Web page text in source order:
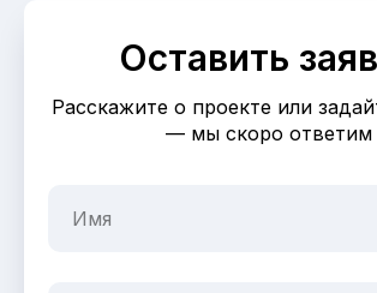
Оставить
Расскажите о проекте или
— мы скоро ответим